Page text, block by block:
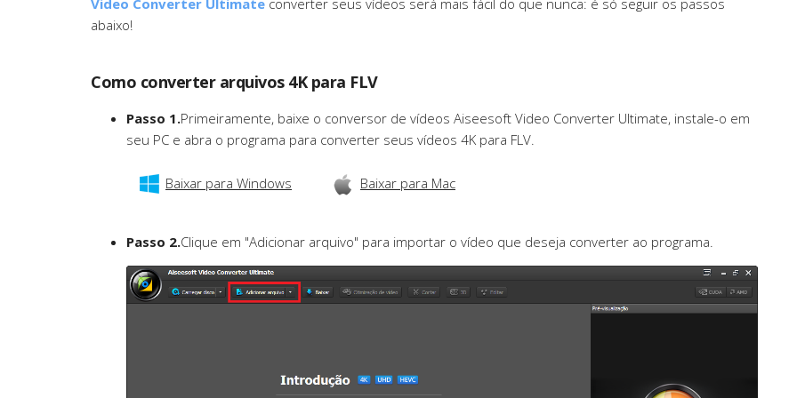
Video Converter Ultimate converter seus vídeos será mais fácil do que nunca: é só seguir os passos
abaixo!
Como converter arquivos 4K para FLV
Passo 1.Primeiramente, baixe o conversor de vídeos Aiseesoft Video Converter Ultimate, instale-o em
seu PC e abra o programa para converter seus vídeos 4K para FLV.
Baixar para Windows Baixar para Mac
Passo 2.Clique em "Adicionar arquivo" para importar o vídeo que deseja converter ao programa.